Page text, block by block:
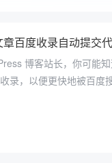
百度收录自动提交
博客站长，你可能
录，以便更快地被百